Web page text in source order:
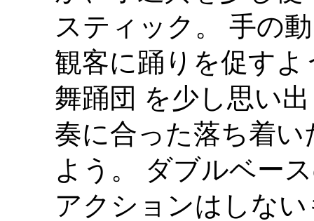
スティック。 手の
観客に踊りを促す
舞踊団 を少し思い
奏に合った落ち着
よう。 ダブルベー
アクションはしな